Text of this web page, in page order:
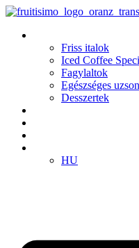
Ugrás
tartalomhoz
Friss italok
Iced Coffee
Fagylaltok
Egészséges
Desszertek
HU